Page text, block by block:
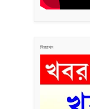
বিজ্ঞাপন